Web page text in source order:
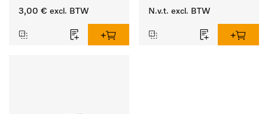
3,00 € excl. BTW
legen van de wasmachine
N.v.t. excl. BTW